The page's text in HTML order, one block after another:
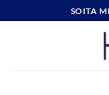
to
SOITA